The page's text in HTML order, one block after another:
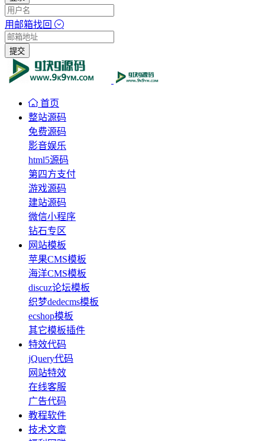
用邮箱找回
提交
首页
整站源码
免费源码
影音娱乐
html5源码
第四方支付
游戏源码
建站源码
微信小程序
钻石专区
网站模板
苹果CMS模板
海洋CMS模板
discuz论坛模板
织梦dedecms模板
ecshop模板
其它模板插件
特效代码
jQuery代码
网站特效
在线客服
广告代码
教程软件
技术文章